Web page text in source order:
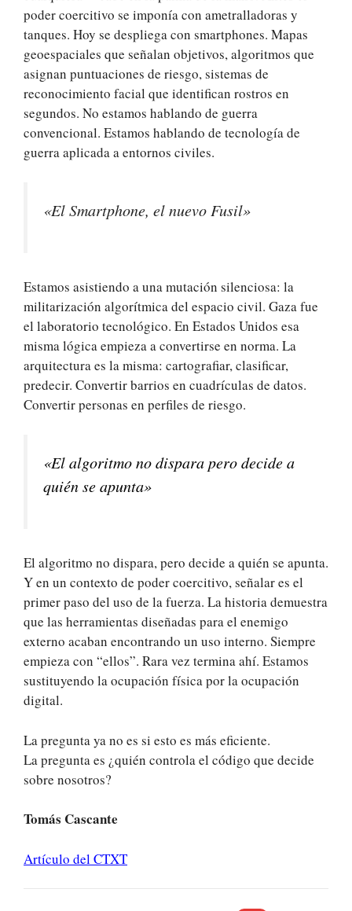
poder coercitivo se imponía con ametralladoras y
tanques. Hoy se despliega con smartphones. Mapas
geoespaciales que señalan objetivos, algoritmos que
asignan puntuaciones de riesgo, sistemas de
reconocimiento facial que identifican rostros en
segundos. No estamos hablando de guerra
convencional. Estamos hablando de tecnología de
guerra aplicada a entornos civiles.
«El Smartphone, el nuevo Fusil»
Estamos asistiendo a una mutación silenciosa: la
militarización algorítmica del espacio civil. Gaza fue
el laboratorio tecnológico. En Estados Unidos esa
misma lógica empieza a convertirse en norma. La
arquitectura es la misma: cartografiar, clasificar,
predecir. Convertir barrios en cuadrículas de datos.
Convertir personas en perfiles de riesgo.
«El algoritmo no disparapero decide a
quién se apunta»
El algoritmo no dispara, pero decide a quién se apunta.
Y en un contexto de poder coercitivo, señalar es el
primer paso del uso de la fuerza. La historia demuestra
que las herramientas diseñadas para el enemigo
externo acaban encontrando un uso interno. Siempre
empieza con “ellos”. Rara vez termina ahí. Estamos
sustituyendo la ocupación física por la ocupación
digital.
La pregunta ya no es si esto es más eficiente.
La pregunta es ¿quién controla el código que decide
sobre nosotros?
Tomás Cascante
Artículo del CTXT